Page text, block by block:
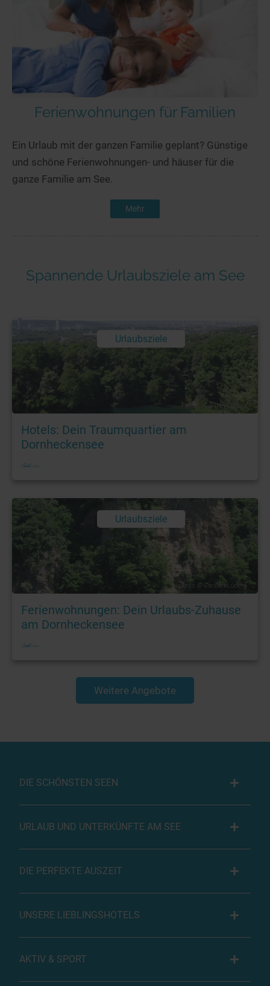
Ferienwohnungen für Familien
Ein Urlaub mit der ganzen Familie geplant? Günstige
und schöne Ferienwohnungen- und häuser für die
ganze Familie am See.
Mehr
Spannende Urlaubsziele am See
Urlaubsziele
Foto: © Carsten Lüders
Hotels: Dein Traumquartier am
Dornheckensee
Urlaubsziele
Foto: © Carsten Lüders
Ferienwohnungen: Dein Urlaubs-Zuhause
am Dornheckensee
Weitere Angebote
DIE SCHÖNSTEN SEEN
URLAUB UND UNTERKÜNFTE AM SEE
DIE PERFEKTE AUSZEIT
UNSERE LIEBLINGSHOTELS
AKTIV & SPORT